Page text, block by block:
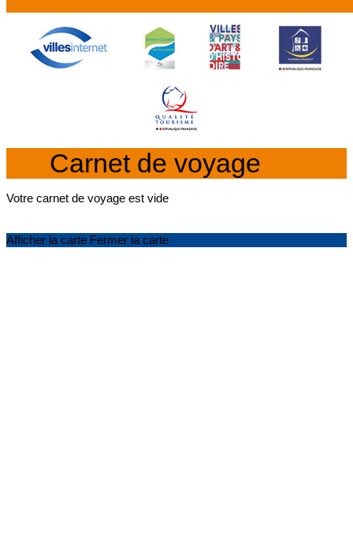
Carnet de voyage
Votre carnet de voyage est vide
Afficher la carte Fermer la carte